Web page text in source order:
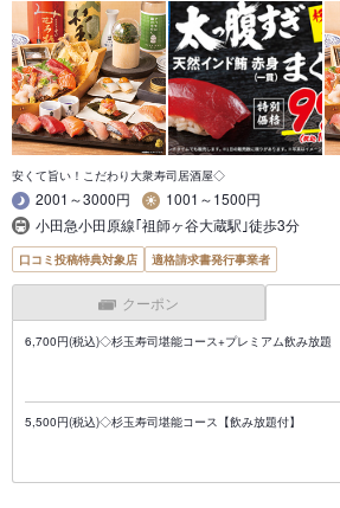
安くて旨い！こだわり大衆寿司居酒屋◇
2001～3000円
1001～1500円
小田急小田原線｢祖師ヶ谷大蔵駅｣徒歩3分
口コミ投稿特典対象店 適格請求書発行事業者
クーポン
6,700円(税込)◇杉玉寿司堪能コース+プレミアム飲み放題
5,500円(税込)◇杉玉寿司堪能コース【飲み放題付】